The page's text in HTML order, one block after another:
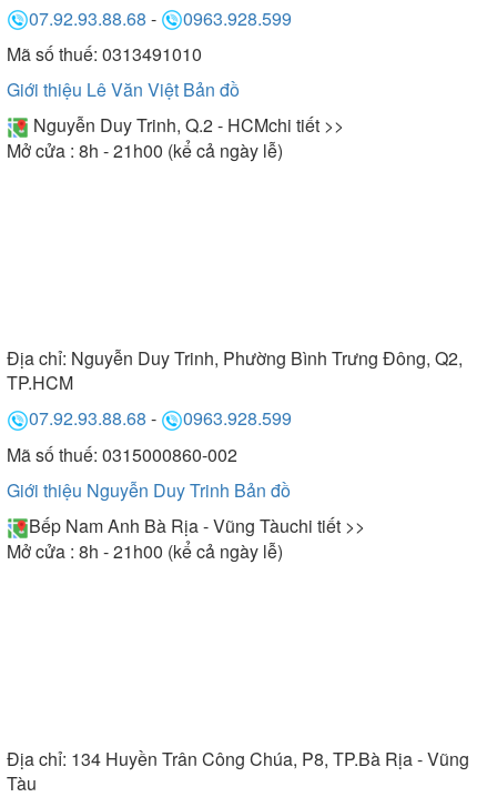
07.92.93.88.68 -
0963.928.599
Mã số thuế: 0313491010
Giới thiệu Lê Văn Việt Bản đồ
Nguyễn Duy Trinh, Q.2 - HCMchi tiết >>
Mở cửa : 8h - 21h00 (kể cả ngày lễ)
Địa chỉ: Nguyễn Duy Trinh, Phường Bình Trưng Đông, Q2,
TP.HCM
07.92.93.88.68 -
0963.928.599
Mã số thuế: 0315000860-002
Giới thiệu Nguyễn Duy Trinh Bản đồ
Bếp Nam Anh Bà Rịa - Vũng Tàuchi tiết >>
Mở cửa : 8h - 21h00 (kể cả ngày lễ)
Địa chỉ: 134 Huyền Trân Công Chúa, P8, TP.Bà Rịa - Vũng
Tàu